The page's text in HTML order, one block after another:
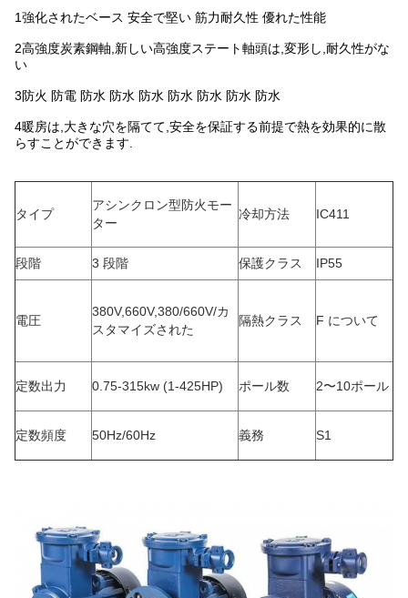
1強化されたベース 安全で堅い 筋力耐久性 優れた性能
2高強度炭素鋼軸,新しい高強度ステート軸頭は,変形し,耐久性がな
い
3防火 防電 防水 防水 防水 防水 防水 防水 防水
4暖房は,大きな穴を隔てて,安全を保証する前提で熱を効果的に散
らすことができます.
タイプ
アシンクロン型防火モー
ター
冷却方法 IC411
段階 3 段階 保護クラス IP55
電圧
380V,660V,380/660V/カ
スタマイズされた
隔熱クラス F について
定数出力 0.75-315kw (1-425HP) ポール数 2〜10ポール
定数頻度 50Hz/60Hz 義務 S1